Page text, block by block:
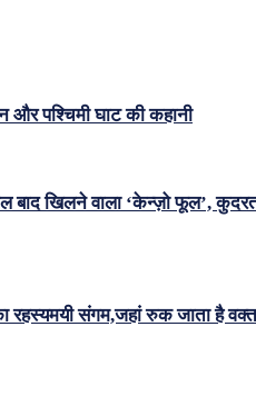
पश्चिमी घाट की कहानी
खिलने वाला ‘केन्ज़ो फूल’,
रहस्यमयी संगम,जहां रुक जाता है